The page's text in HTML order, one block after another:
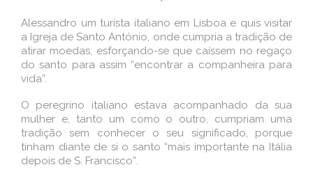
Alessandro um turista italiano em Lisboa e quis visitar
a Igreja de Santo António, onde cumpria a tradição de
atirar moedas, esforçando-se que caí­ssem no regaço
do santo para assim “encontrar a companheira para
vida”.
O peregrino italiano estava acompanhado da sua
mulher e, tanto um como o outro, cumpriam uma
tradição sem conhecer o seu significado, porque
tinham diante de si o santo “mais importante na Itália
depois de S. Francisco”.